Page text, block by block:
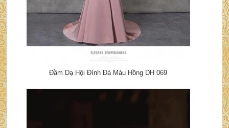
Đầm Dạ Hội Đính Đá Màu Hồng DH 069